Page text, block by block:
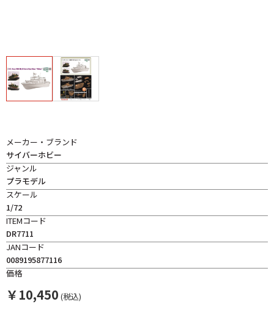
メーカー・ブランド
サイバーホビー
ジャンル
プラモデル
スケール
1/72
ITEMコード
DR7711
JANコード
0089195877116
価格
￥10,450 (税込)